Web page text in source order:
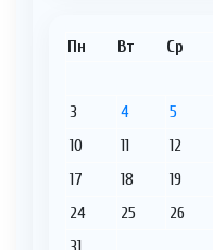
Пн Вт Ср
3
4 5
10
11 12
17
18 19
24
25 26